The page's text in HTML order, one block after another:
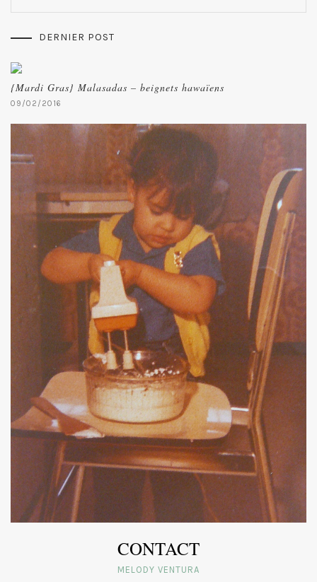
DERNIER POST
{Mardi Gras} Malasadas – beignets hawaïens
09/02/2016
CONTACT
MELODY VENTURA